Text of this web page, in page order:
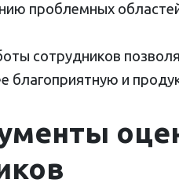
проблемных
сотрудников
благоприятную и